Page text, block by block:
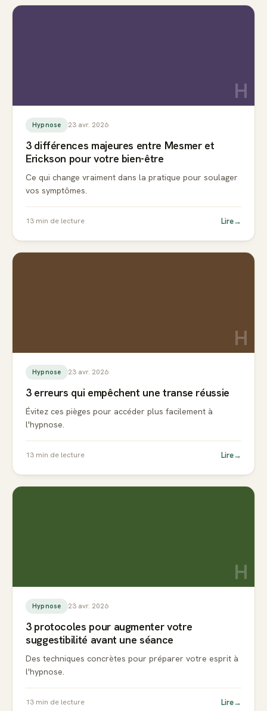
H
Hypnose 23 avr. 2026
3 différences majeures entre Mesmer et
Erickson pour votre bien-être
Ce qui change vraiment dans la pratique pour soulager
vos symptômes.
13 min de lecture Lire→
H
Hypnose 23 avr. 2026
3 erreurs qui empêchent une transe réussie
Évitez ces pièges pour accéder plus facilement à
l'hypnose.
13 min de lecture Lire→
H
Hypnose 23 avr. 2026
3 protocoles pour augmenter votre
suggestibilité avant une séance
Des techniques concrètes pour préparer votre esprit à
l'hypnose.
13 min de lecture Lire→